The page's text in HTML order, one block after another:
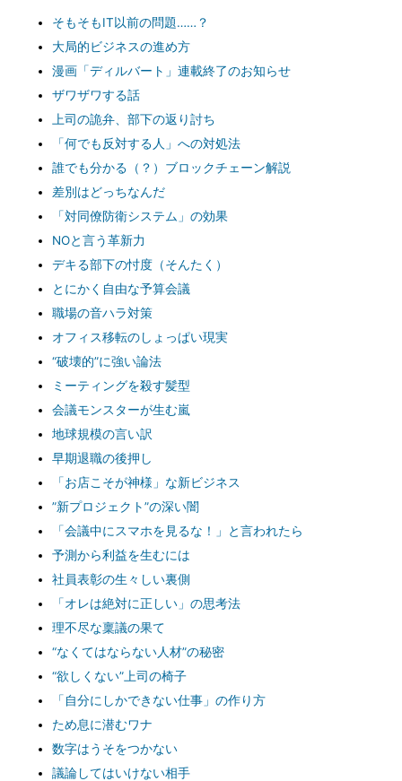
そもそもIT以前の問題……？
大局的ビジネスの進め方
漫画「ディルバート」連載終了のお知らせ
ザワザワする話
上司の詭弁、部下の返り討ち
「何でも反対する人」への対処法
誰でも分かる（？）ブロックチェーン解説
差別はどっちなんだ
「対同僚防衛システム」の効果
NOと言う革新力
デキる部下の忖度（そんたく）
とにかく自由な予算会議
職場の音ハラ対策
オフィス移転のしょっぱい現実
“破壊的”に強い論法
ミーティングを殺す髪型
会議モンスターが生む嵐
地球規模の言い訳
早期退職の後押し
「お店こそが神様」な新ビジネス
”新プロジェクト”の深い闇
「会議中にスマホを見るな！」と言われたら
予測から利益を生むには
社員表彰の生々しい裏側
「オレは絶対に正しい」の思考法
理不尽な稟議の果て
“なくてはならない人材”の秘密
“欲しくない”上司の椅子
「自分にしかできない仕事」の作り方
ため息に潜むワナ
数字はうそをつかない
議論してはいけない相手